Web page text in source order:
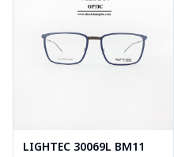
LIGHTEC 30069L BM11